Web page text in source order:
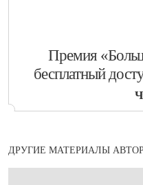
​Премия
бесплатный
ДРУГИЕ МАТЕРИАЛЫ